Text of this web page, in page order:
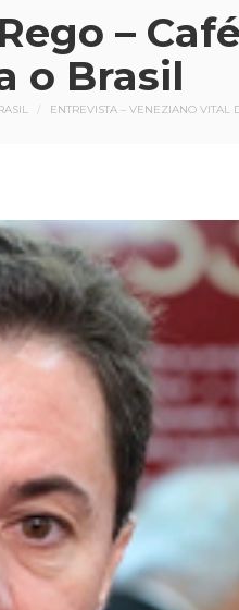
–
o Brasil
ENTREVISTA – VENEZIANO VITAL